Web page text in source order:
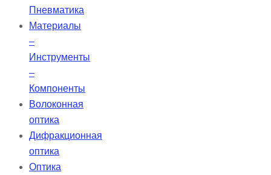
Пневматика
Материалы
–
Инструменты
–
Компоненты
Волоконная
оптика
Дифракционная
оптика
Оптика